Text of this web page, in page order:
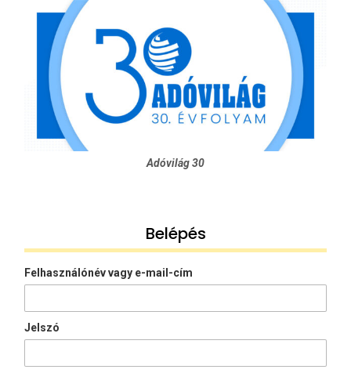
Adóvilág 30
Belépés
Felhasználónév vagy e-mail-cím
Jelszó